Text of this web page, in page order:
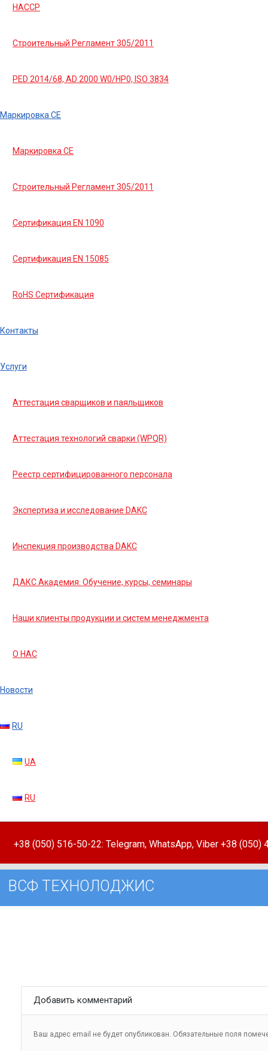
HACCP
Строительный Регламент 305/2011
PED 2014/68, AD 2000 W0/HP0, ISO 3834
Маркировка СЕ
Маркировка СЕ
Строительный Регламент 305/2011
Сертификация EN 1090
Сертификация EN 15085
RoHS Сертификация
Контакты
Услуги
Аттестация сварщиков и паяльщиков
Аттестация технологий сварки (WPQR)
Реестр сертифицированного персонала
Экспертиза и исследование DAKC
Инспекция производства DAKC
ДАКС Академия. Обучение, курсы, семинары
Наши клиенты продукции и систем менеджмента
О НАС
Новости
RU
UA
RU
+38 (050) 516-50-22: Telegram, WhatsApp, Viber +38 (050)
ВСФ ТЕХНОЛОДЖИС
Добавить комментарий
Ваш адрес email не будет опубликован. Обязательные поля